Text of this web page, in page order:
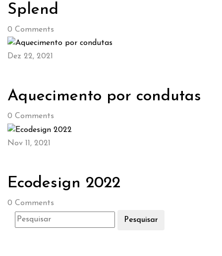
Splend
0 Comments
Dez 22, 2021
Aquecimento por condutas
0 Comments
Nov 11, 2021
Ecodesign 2022
0 Comments
Pesquisar